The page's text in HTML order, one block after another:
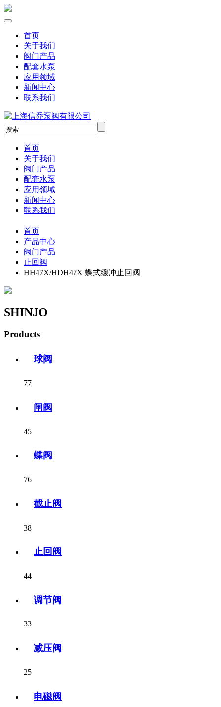
首页
关于我们
阀门产品
配套水泵
应用领域
新闻中心
联系我们
首页
关于我们
阀门产品
配套水泵
应用领域
新闻中心
联系我们
首页
产品中心
阀门产品
止回阀
HH47X/HDH47X 蝶式缓冲止回阀
SHINJO
Products
球阀
77
闸阀
45
蝶阀
76
截止阀
38
止回阀
44
调节阀
33
减压阀
25
电磁阀